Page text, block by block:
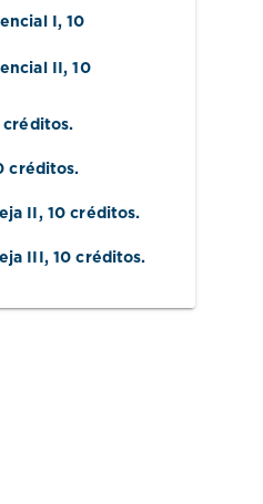
I, 10
II, 10
créditos.
créditos.
II , 10 créditos.
III , 10 créditos.